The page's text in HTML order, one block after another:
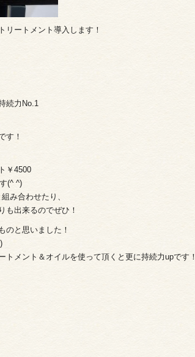
リートメント導入します！
続力No.1
す！
￥4500
(^ ^)
み合わせたり、
も出来るのでぜひ！
のと思いました！
トメント＆オイルを使って頂くと更に持続力upです！